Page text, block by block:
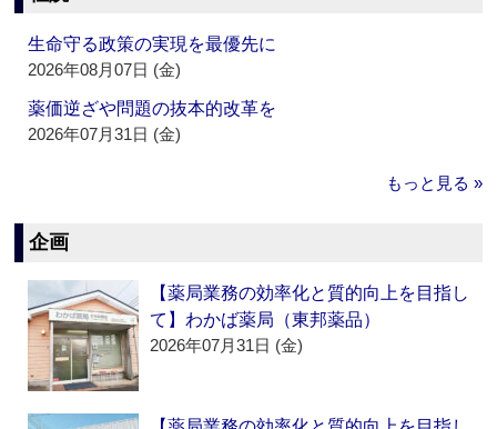
生命守る政策の実現を最優先に
2026年08月07日 (金)
薬価逆ざや問題の抜本的改革を
2026年07月31日 (金)
もっと見る »
企画
【薬局業務の効率化と質的向上を目指し
て】わかば薬局（東邦薬品）
2026年07月31日 (金)